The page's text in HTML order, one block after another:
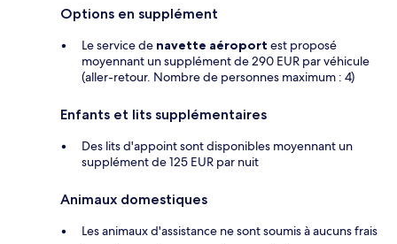
Options en supplément
Le service de navette aéroport est proposé
moyennant un supplément de 290 EUR par véhicule
(aller-retour. Nombre de personnes maximum : 4)
Enfants et lits supplémentaires
Des lits d'appoint sont disponibles moyennant un
supplément de 125 EUR par nuit
Animaux domestiques
Les animaux d'assistance ne sont soumis à aucuns frais